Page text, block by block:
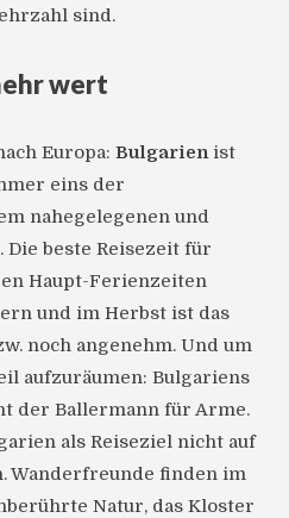
sind.
wert
Europa: Bulgarienist
eins der
nahegelegenen und
beste Reisezeit für
Haupt-Ferienzeiten
und im Herbst ist das
noch angenehm. Und um
aufzuräumen: Bulgariens
der Ballermann für Arme.
als Reiseziel nicht auf
Wanderfreunde finden im
Natur, das Kloster